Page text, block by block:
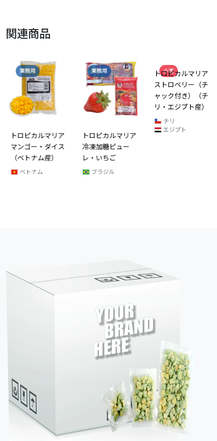
関連商品
業務用
トロピカルマリア
マンゴー・ダイス
（ベトナム産）
ベトナム
業務用
トロピカルマリア
冷凍加糖ピュー
レ・いちご
ブラジル
小売
トロピカルマリア
ストロベリー（チ
ャック付き）（チ
リ・エジプト産）
チリ
エジプト